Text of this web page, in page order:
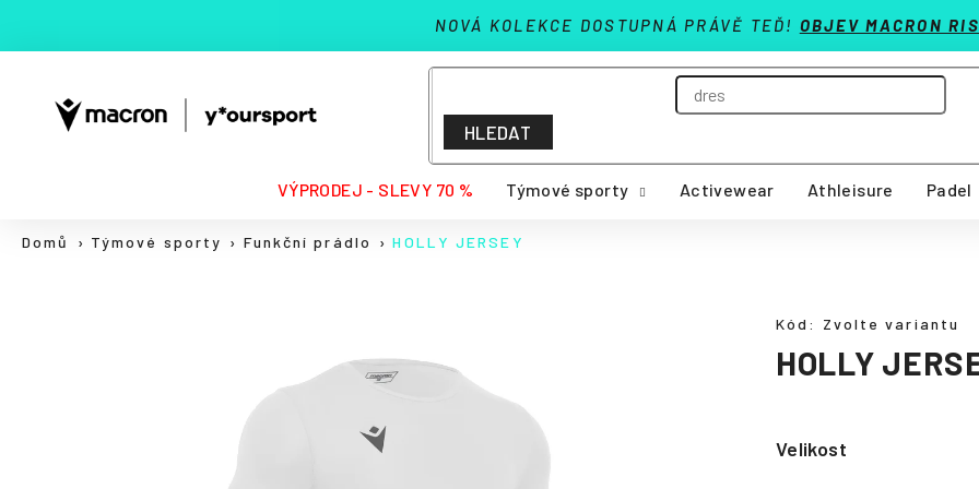
obsah
NOVÁ KOLEKCE DOSTUPNÁ PRÁVĚ TEĎ! OBJEV MACRON
HLEDAT
VÝPRODEJ - SLEVY 70 % Týmové sporty Activewear Athleisure Padel
Domů Týmové sporty Funkční prádlo HOLLY JERSEY
HOLLY
Velikost
Kód: Zvolte variantu
Zpět
obchodu
Zpět
obchodu